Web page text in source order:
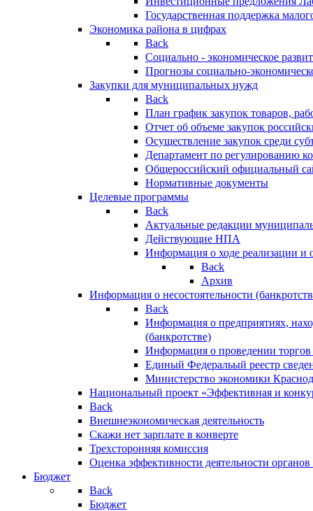
Государственная поддержка
Экономика района в цифрах
Back
Социально - экономическое
Прогнозы социально-
Закупки для муниципальных нужд
Back
План график закупок товаров,
Отчет об объеме закупок
Осуществление закупок среди
Департамент по регулированию
Общероссийский официальный
Нормативные документы
Целевые программы
Back
Актуальные редакции
Действующие НПА
Информация о ходе реализации
Back
Архив
Информация о несостоятельности
Back
Информация о предприятиях,
(банкротстве)
Информация о проведении
Единый Федеральый реестр
Министерство экономики
Национальный проект «Эффективная и
Back
Внешнеэкономическая деятельность
Скажи нет зарплате в конверте
Трехсторонняя комиссия
Оценка эффективности деятельности
Бюджет
Back
Бюджет